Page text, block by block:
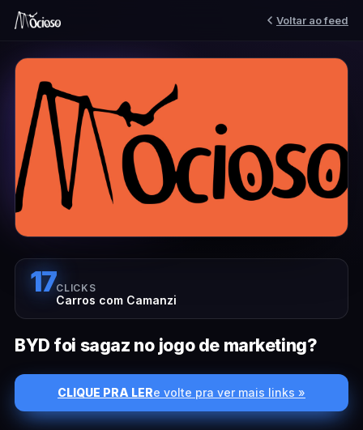
Voltar ao feed
17CLICKS
Carros com Camanzi
BYD foi sagaz no jogo de marketing?
CLIQUE PRA LERe volte pra ver mais links »